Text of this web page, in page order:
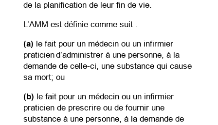
de la planification de leur fin de vie.
L’AMM est définie comme suit :
(a) le fait pour un médecin ou un infirmier
praticien d’administrer à une personne, à la
demande de celle-ci, une substance qui cause
sa mort; ou
(b) le fait pour un médecin ou un infirmier
praticien de prescrire ou de fournir une
substance à une personne, à la demande de